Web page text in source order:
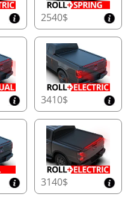
2540$
3410$
3140$